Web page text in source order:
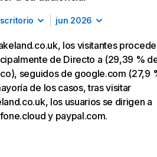
jun 2026
los visitantes
de Directo a (29,39 %
seguidos de google.com (27,9
de los casos, tras visitar
los usuarios se dirigen a
y paypal.com.